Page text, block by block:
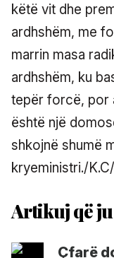
këtë vit dhe
ardhshëm, me
marrin masa
ardhshëm, ku
tepër forcë, por
është një
shkojnë shumë
kryeministri./
Çfarë